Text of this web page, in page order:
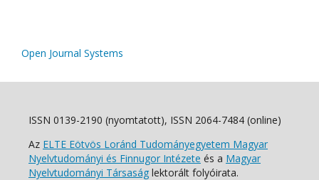
Open Journal Systems
ISSN 0139-2190 (nyomtatott), ISSN 2064-7484 (online)
Az ELTE Eötvös Loránd Tudományegyetem Magyar
Nyelvtudományi és Finnugor Intézete és a Magyar
Nyelvtudományi Társaság lektorált folyóirata.